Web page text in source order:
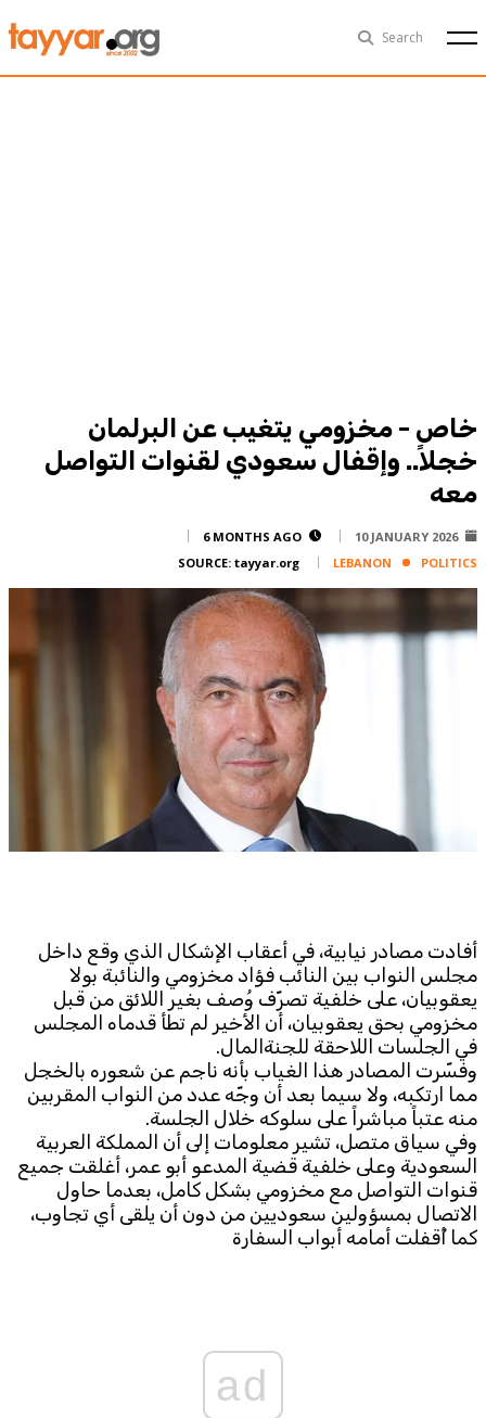
Search
Sat, Aug 8th 29°C
Services
Horoscope
Privacy Policy
Subscribe to the newsletter
TTV
TTV Plus
© 2025. All Rights Reserved. ByKoein
خاص - مخزومي يتغيب عن البرلمان
خجلاً.. وإقفال سعودي لقنوات التواصل
معه
10 JANUARY 2026
6 MONTHS AGO
LEBANON
POLITICS
SOURCE: tayyar.org
أفادت مصادر نيابية، في أعقاب الإشكال الذي وقع داخل
مجلس النواب بين النائب فؤاد مخزومي والنائبة بولا
يعقوبيان، على خلفية تصرّف وُصف بغير اللائق من قبل
مخزومي بحق يعقوبيان، أن الأخير لم تطأ قدماه المجلس
في الجلسات اللاحقة للجنةالمال.
وفسّرت المصادر هذا الغياب بأنه ناجم عن شعوره بالخجل
مما ارتكبه، ولا سيما بعد أن وجّه عدد من النواب المقربين
منه عتباً مباشراً على سلوكه خلال الجلسة.
وفي سياق متصل، تشير معلومات إلى أن المملكة العربية
السعودية وعلى خلفية قضية المدعو أبو عمر، أغلقت جميع
قنوات التواصل مع مخزومي بشكل كامل، بعدما حاول
الاتصال بمسؤولين سعوديين من دون أن يلقى أي تجاوب،
كما أُقفلت أمامه أبواب السفارة
ad